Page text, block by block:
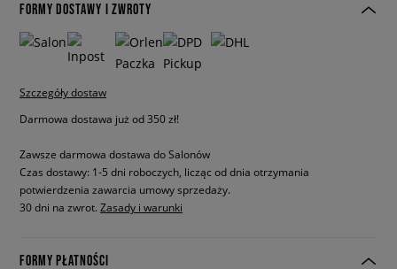
FORMY DOSTAWY I ZWROTY
Szczegóły dostaw
Darmowa dostawa już od 350 zł!
Zawsze darmowa dostawa do Salonów
Czas dostawy: 1-5 dni roboczych, licząc od dnia otrzymania
potwierdzenia zawarcia umowy sprzedaży.
30 dni na zwrot. Zasady i warunki
FORMY PŁATNOŚCI